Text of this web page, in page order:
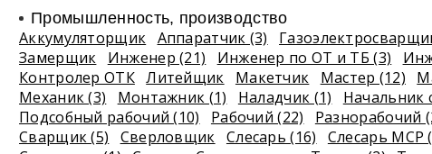
Промышленность, производство
Аккумуляторщик Аппаратчик (3)
Замерщик
Инженер (21) Инженер по ОТ и ТБ (3)
Контролер ОТК Литейщик Макетчик Мастер (12)
Механик (3)
Монтажник (1) Наладчик (1) Начальник
Подсобный рабочий (10)
Рабочий (22) Разнорабочий
Сварщик (5)
Сверловщик Слесарь (16) Слесарь МСР